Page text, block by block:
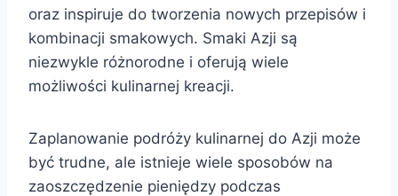
oraz inspiruje do tworzenia nowych przepisów i
kombinacji smakowych. Smaki Azji są
niezwykle różnorodne i oferują wiele
możliwości kulinarnej kreacji.
Zaplanowanie podróży kulinarnej do Azji może
być trudne, ale istnieje wiele sposobów na
zaoszczędzenie pieniędzy podczas